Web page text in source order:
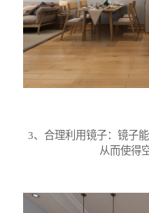
3、合理利用镜子：镜子
从而使得